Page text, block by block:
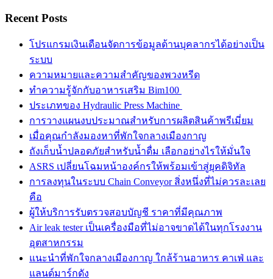
Recent Posts
โปรแกรมเงินเดือนจัดการข้อมูลด้านบุคลากรได้อย่างเป็น
ระบบ
ความหมายและความสำคัญของพวงหรีด
ทำความรู้จักกับอาหารเสริม Bim100
ประเภทของ Hydraulic Press Machine
การวางแผนงบประมาณสำหรับการผลิตสินค้าพรีเมี่ยม
เมื่อคุณกำลังมองหาที่พักใจกลางเมืองกาญ
ถังเก็บน้ำปลอดภัยสำหรับน้ำดื่ม เลือกอย่างไรให้มั่นใจ
ASRS เปลี่ยนโฉมหน้าองค์กรให้พร้อมเข้าสู่ยุคดิจิทัล
การลงทุนในระบบ Chain Conveyor สิ่งหนึ่งที่ไม่ควรละเลย
คือ
ผู้ให้บริการรับตรวจสอบบัญชี ราคาที่มีคุณภาพ
Air leak tester เป็นเครื่องมือที่ไม่อาจขาดได้ในทุกโรงงาน
อุตสาหกรรม
แนะนำที่พักใจกลางเมืองกาญ ใกล้ร้านอาหาร คาเฟ่ และ
แลนด์มาร์กดัง